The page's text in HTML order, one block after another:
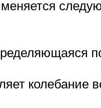
колебание